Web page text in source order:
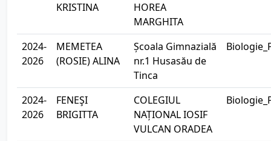
KRISTINA
HOREA
MARGHITA
2024-
2026
MEMETEA
(ROSIE) ALINA
Școala Gimnazială
nr.1 Husasău de
Tinca
2024-
2026
FENEŞI
BRIGITTA
COLEGIUL
NAȚIONAL IOSIF
VULCAN ORADEA